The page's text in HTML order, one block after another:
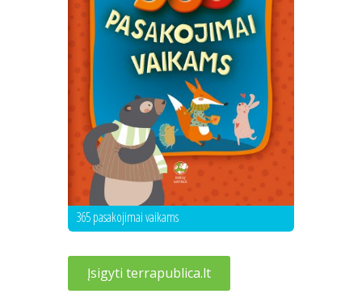
365 pasakojimai vaikams
Įsigyti terrapublica.lt